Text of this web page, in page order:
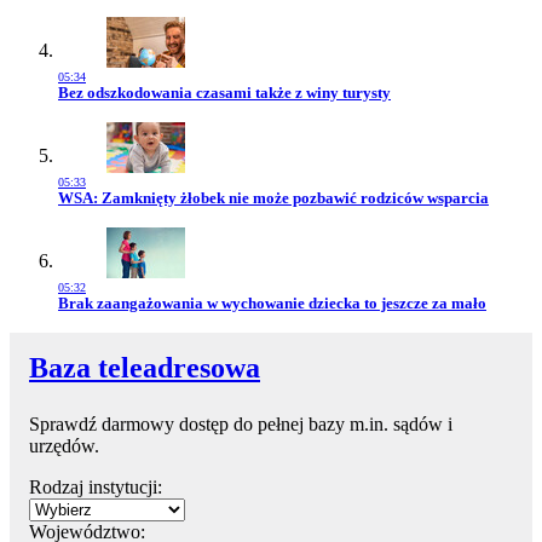
05:34
Przejdź do artykułu:
Bez odszkodowania czasami także z winy turysty
05:33
Przejdź do artykułu:
WSA: Zamknięty żłobek nie może pozbawić rodziców wsparcia
05:32
Przejdź do artykułu:
Brak zaangażowania w wychowanie dziecka to jeszcze za mało
Baza teleadresowa
Sprawdź darmowy dostęp do pełnej bazy m.in. sądów i
urzędów.
Rodzaj instytucji:
Województwo: